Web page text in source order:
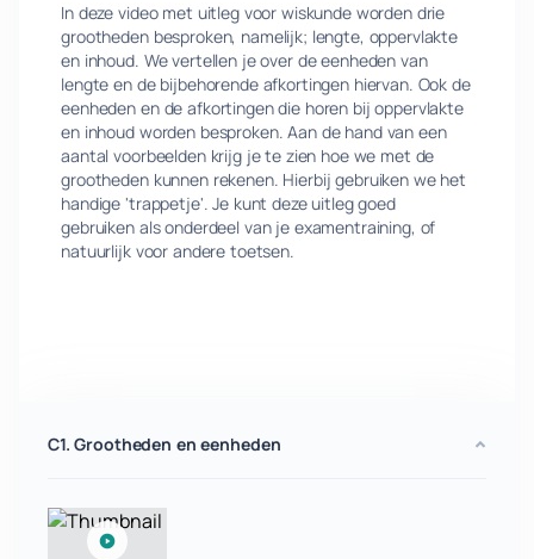
In deze video met uitleg voor wiskunde worden drie
grootheden besproken, namelijk; lengte, oppervlakte
en inhoud. We vertellen je over de eenheden van
lengte en de bijbehorende afkortingen hiervan. Ook de
eenheden en de afkortingen die horen bij oppervlakte
en inhoud worden besproken. Aan de hand van een
aantal voorbeelden krijg je te zien hoe we met de
grootheden kunnen rekenen. Hierbij gebruiken we het
handige 'trappetje'. Je kunt deze uitleg goed
gebruiken als onderdeel van je examentraining, of
natuurlijk voor andere toetsen.
C1. Grootheden en eenheden